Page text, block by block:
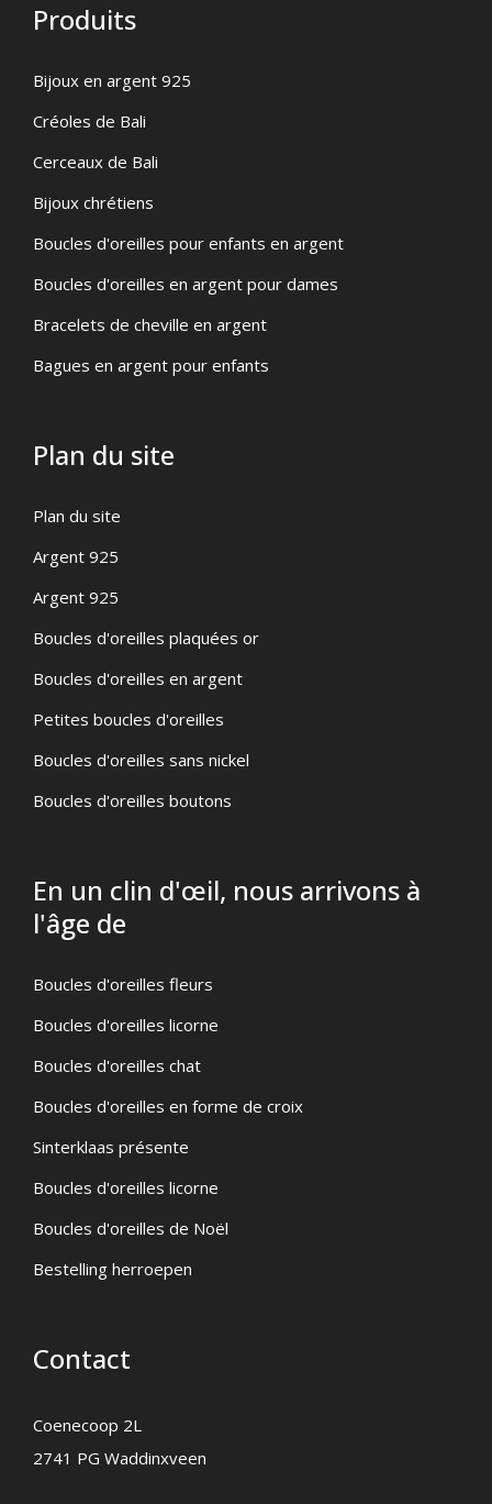
Produits
Bijoux en argent 925
Créoles de Bali
Cerceaux de Bali
Bijoux chrétiens
Boucles d'oreilles pour enfants en argent
Boucles d'oreilles en argent pour dames
Bracelets de cheville en argent
Bagues en argent pour enfants
Plan du site
Plan du site
Argent 925
Argent 925
Boucles d'oreilles plaquées or
Boucles d'oreilles en argent
Petites boucles d'oreilles
Boucles d'oreilles sans nickel
Boucles d'oreilles boutons
En un clin d'œil, nous arrivons à
l'âge de
Boucles d'oreilles fleurs
Boucles d'oreilles licorne
Boucles d'oreilles chat
Boucles d'oreilles en forme de croix
Sinterklaas présente
Boucles d'oreilles licorne
Boucles d'oreilles de Noël
Bestelling herroepen
Contact
Coenecoop 2L
2741 PG Waddinxveen